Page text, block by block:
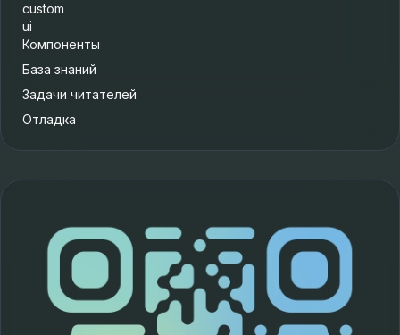
custom
ui
Компоненты
База знаний
Задачи читателей
Отладка